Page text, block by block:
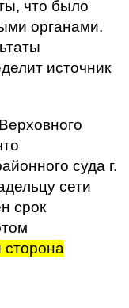
что было
органами.
источник
суда г.
сети
срок
сторона